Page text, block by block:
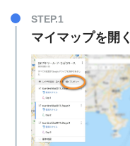
STEP.1
マイマップを開く